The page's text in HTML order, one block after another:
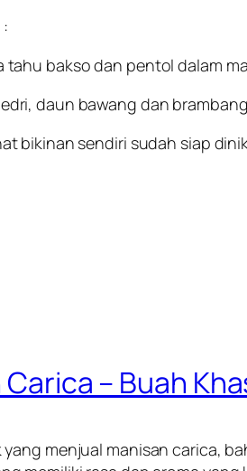
tahu bakso dan pentol dalam
daun bawang dan
bikinan sendiri sudah siap
– Buah
yang menjual manisan carica,